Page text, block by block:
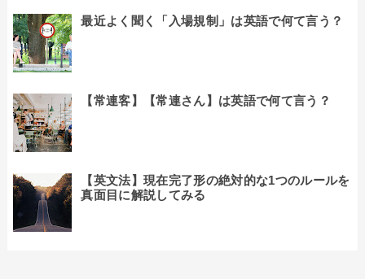
最近よく聞く「入場規制」は英語で何て言う？
【常連客】【常連さん】は英語で何て言う？
【英文法】現在完了形の絶対的な1つのルールを
真面目に解説してみる